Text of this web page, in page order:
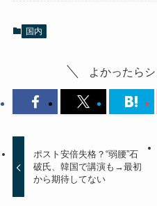
国内
よかったら
ポスト安倍失格？“弱腰”石
破氏、韓国で講演も→最初
から期待してない